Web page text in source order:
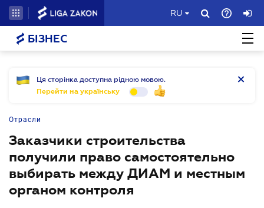
RU
БІЗНЕС
Ця сторінка доступна рідною мовою.
Перейти на українську
Отрасли
Заказчики строительства
получили право самостоятельно
выбирать между ДИАМ и местным
органом контроля